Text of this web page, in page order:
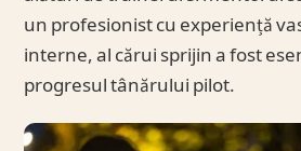
un profesionist cu experiență
interne, al cărui sprijin a fost
progresul tânărului pilot.